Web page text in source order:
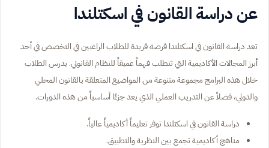
عن دراسة القانون في اسكتلندا
تعد دراسة القانون في اسكتلندا فرصة فريدة للطلاب الراغبين في التخصص في أحد
أبرز المجالات الأكاديمية التي تتطلب فهماً عميقاً للنظام القانوني. يدرس الطلاب
خلال هذه البرامج مجموعة متنوعة من المواضيع المتعلقة بالقانون المحلي
والدولي، فضلاً عن التدريب العملي الذي يعد جزءًا أساسياً من هذه الدورات.
دراسة القانون في اسكتلندا توفر تعليماً أكاديمياً عالياً.
مناهج أكاديمية تجمع بين النظرية والتطبيق.